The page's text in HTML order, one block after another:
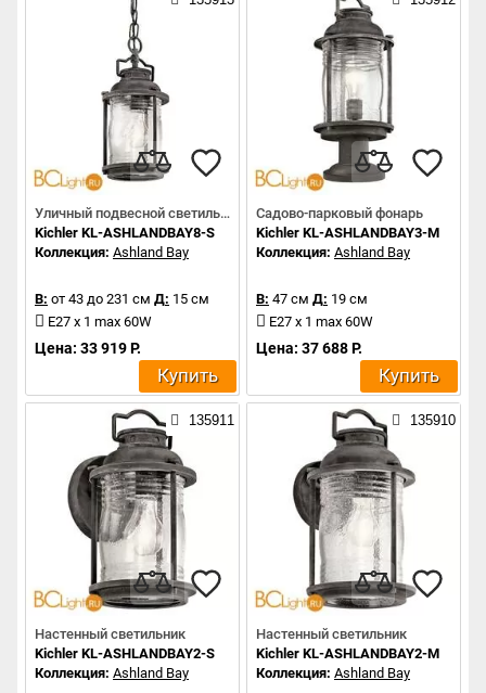
Уличный подвесной светильник
Kichler KL-ASHLANDBAY8-S
Коллекция: Ashland Bay
В: от 43 до 231 см Д: 15 см
E27 x 1 max 60W
Цена: 33 919 Р.
Купить
Садово-парковый фонарь
Kichler KL-ASHLANDBAY3-M
Коллекция: Ashland Bay
В: 47 см Д: 19 см
E27 x 1 max 60W
Цена: 37 688 Р.
Купить
135911
Настенный светильник
Kichler KL-ASHLANDBAY2-S
Коллекция: Ashland Bay
135910
Настенный светильник
Kichler KL-ASHLANDBAY2-M
Коллекция: Ashland Bay